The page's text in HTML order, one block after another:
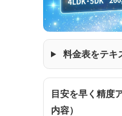
料金表をテキ
目安を早く精度
内容）